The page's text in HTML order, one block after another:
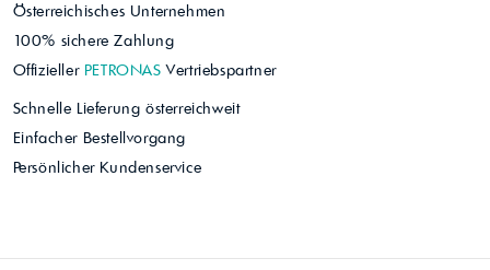
Österreichisches Unternehmen
100% sichere Zahlung
Offizieller PETRONAS Vertriebspartner
Schnelle Lieferung österreichweit
Einfacher Bestellvorgang
Persönlicher Kundenservice